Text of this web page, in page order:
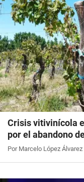
Crisis vitivinícola
por el abandono
Por Marcelo López Álvarez